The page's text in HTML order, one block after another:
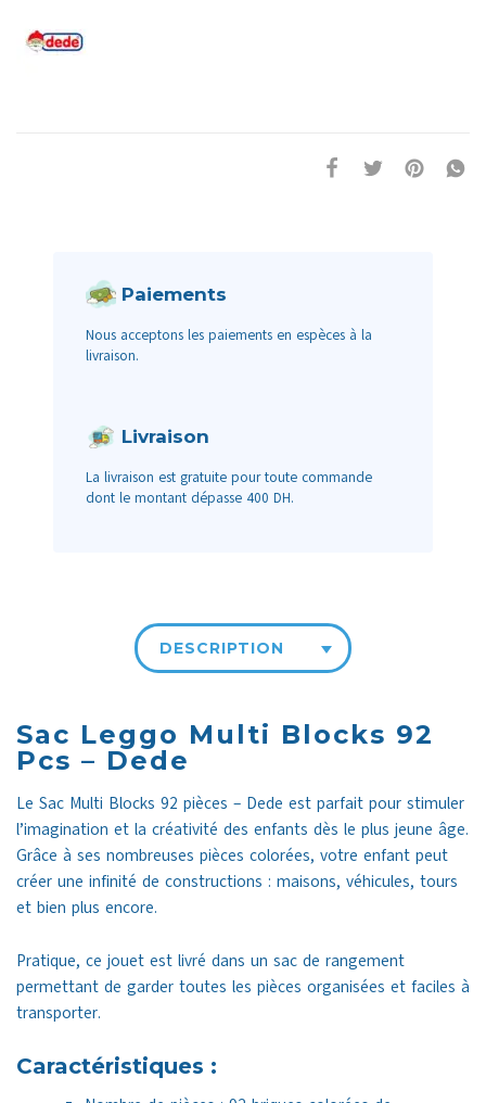
Paiements
Nous acceptons les paiements en espèces à la
livraison.
Livraison
La livraison est gratuite pour toute commande
dont le montant dépasse 400 DH.
DESCRIPTION
Sac Leggo Multi Blocks 92
Pcs – Dede
Le Sac Multi Blocks 92 pièces – Dede est parfait pour stimuler
l’imagination et la créativité des enfants dès le plus jeune âge.
Grâce à ses nombreuses pièces colorées, votre enfant peut
créer une infinité de constructions : maisons, véhicules, tours
et bien plus encore.
Pratique, ce jouet est livré dans un sac de rangement
permettant de garder toutes les pièces organisées et faciles à
transporter.
Caractéristiques :